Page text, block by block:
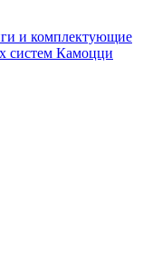
и комплектующие
систем Камоцци